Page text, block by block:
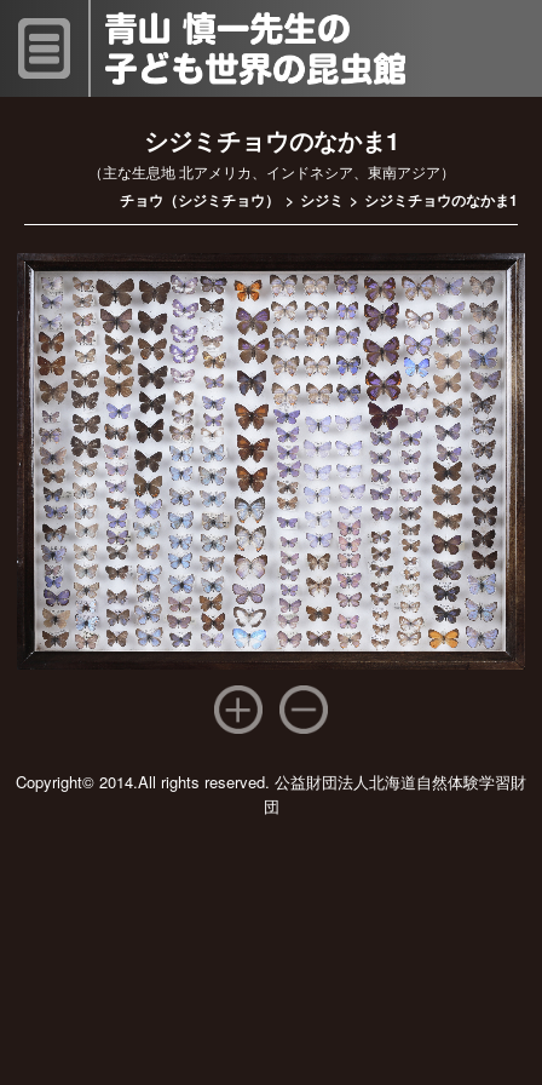
シジミチョウのなかま1
（主な生息地 北アメリカ、インドネシア、東南アジア）
チョウ（シジミチョウ） シジミ シジミチョウのなかま1
Copyright© 2014.All rights reserved. 公益財団法人北海道自然体験学習財
団